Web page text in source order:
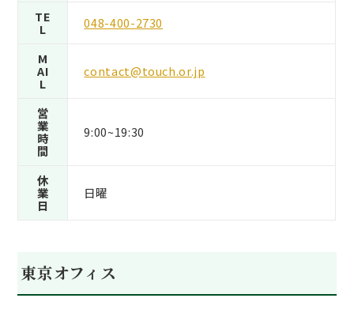
TE
L 048-400-2730
M
AI
L
contact@touch.or.jp
営
業
時
間
9:00~19:30
休
業
日
日曜
東京オフィス